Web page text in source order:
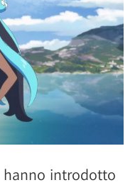
hanno introdotto